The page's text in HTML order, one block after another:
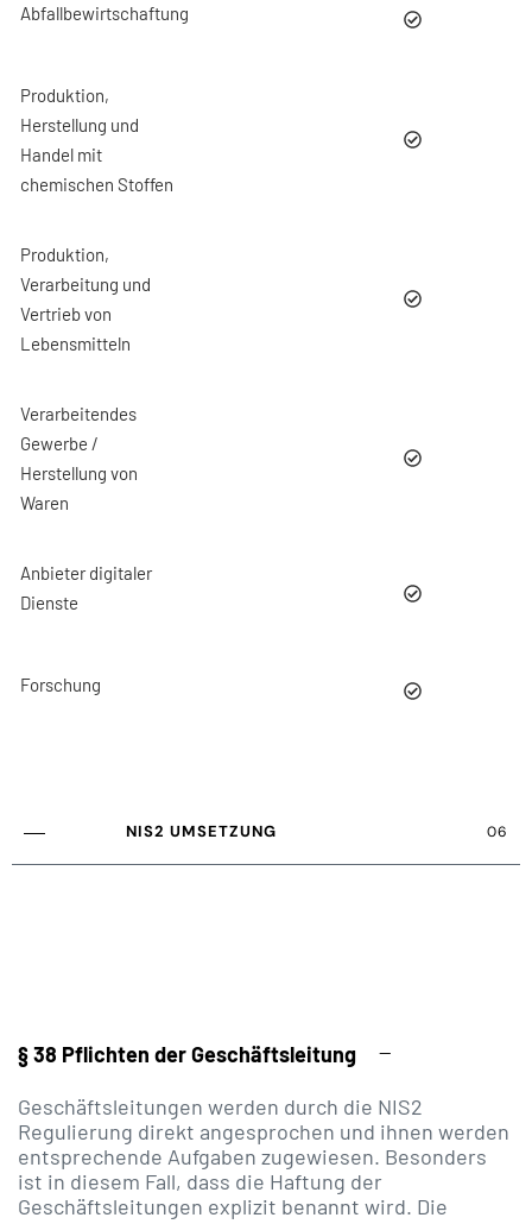
Abfallbewirtschaftung
Produktion,
Herstellung und
Handel mit
chemischen Stoffen
Produktion,
Verarbeitung und
Vertrieb von
Lebensmitteln
Verarbeitendes
Gewerbe /
Herstellung von
Waren
Anbieter digitaler
Dienste
Forschung
NIS2 UMSETZUNG 06
§ 38 Pflichten der Geschäftsleitung
Geschäftsleitungen werden durch die NIS2
Regulierung direkt angesprochen und ihnen werden
entsprechende Aufgaben zugewiesen. Besonders
ist in diesem Fall, dass die Haftung der
Geschäftsleitungen explizit benannt wird. Die